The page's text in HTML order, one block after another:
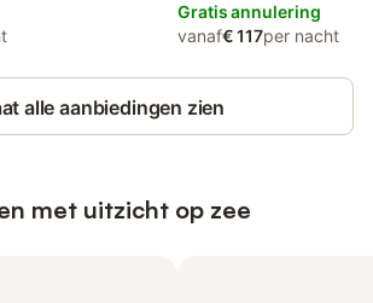
Gratis annulering
vanaf€ 117per nacht
alle aanbiedingen zien
met uitzicht op zee